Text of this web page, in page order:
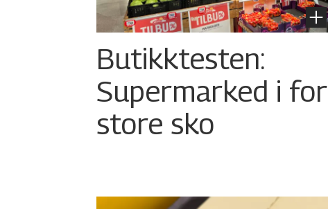
Butikktesten:
Supermarked i for
store sko